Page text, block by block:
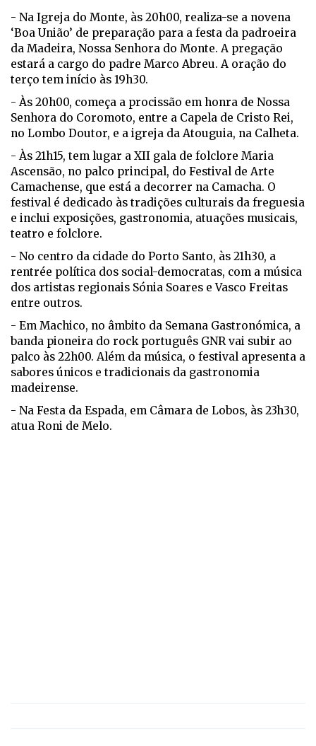
- Na Igreja do Monte, às 20h00, realiza-se a novena
‘Boa União’ de preparação para a festa da padroeira
da Madeira, Nossa Senhora do Monte. A pregação
estará a cargo do padre Marco Abreu. A oração do
terço tem início às 19h30.
- Às 20h00, começa a procissão em honra de Nossa
Senhora do Coromoto, entre a Capela de Cristo Rei,
no Lombo Doutor, e a igreja da Atouguia, na Calheta.
- Às 21h15, tem lugar a XII gala de folclore Maria
Ascensão, no palco principal, do Festival de Arte
Camachense, que está a decorrer na Camacha. O
festival é dedicado às tradições culturais da freguesia
e inclui exposições, gastronomia, atuações musicais,
teatro e folclore.
- No centro da cidade do Porto Santo, às 21h30, a
rentrée política dos social-democratas, com a música
dos artistas regionais Sónia Soares e Vasco Freitas
entre outros.
- Em Machico, no âmbito da Semana Gastronómica, a
banda pioneira do rock português GNR vai subir ao
palco às 22h00. Além da música, o festival apresenta a
sabores únicos e tradicionais da gastronomia
madeirense.
- Na Festa da Espada, em Câmara de Lobos, às 23h30,
atua Roni de Melo.